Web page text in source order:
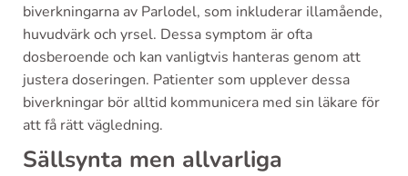
biverkningarna av Parlodel, som inkluderar illamående,
huvudvärk och yrsel. Dessa symptom är ofta
dosberoende och kan vanligtvis hanteras genom att
justera doseringen. Patienter som upplever dessa
biverkningar bör alltid kommunicera med sin läkare för
att få rätt vägledning.
Sällsynta men allvarliga